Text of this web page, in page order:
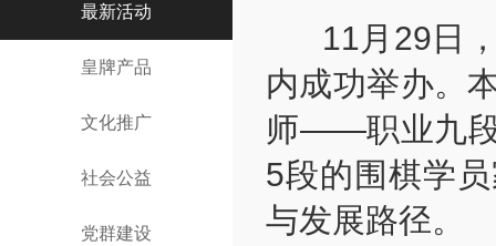
最新活动
皇牌产品
文化推广
社会公益
党群建设
11月29日，
内成功举办。
师——职业九段
5段的围棋学
与发展路径。